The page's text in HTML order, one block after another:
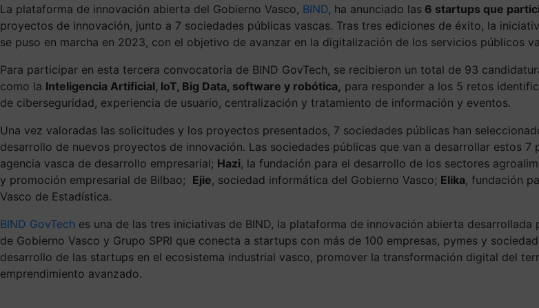
La plataforma de innovación abierta del Gobierno Vasco, BIND, ha anunciado las 6 startups que
proyectos de innovación, junto a 7 sociedades públicas vascas. Tras tres ediciones de éxito, la
se puso en marcha en 2023, con el objetivo de avanzar en la digitalización de los servicios públicos
Para participar en esta tercera convocatoria de BIND GovTech, se recibieron un total de 93
como la Inteligencia Artificial, IoT, Big Data, software y robótica, para responder a los 5 retos
de ciberseguridad, experiencia de usuario, centralización y tratamiento de información y eventos.
Una vez valoradas las solicitudes y los proyectos presentados, 7 sociedades públicas han
desarrollo de nuevos proyectos de innovación. Las sociedades públicas que van a desarrollar estos 7
agencia vasca de desarrollo empresarial; Hazi, la fundación para el desarrollo de los sectores
y promoción empresarial de Bilbao; Ejie, sociedad informática del Gobierno Vasco; Elika, fundación
Vasco de Estadística.
BIND GovTech es una de las tres iniciativas de BIND, la plataforma de innovación abierta
de Gobierno Vasco y Grupo SPRI que conecta a startups con más de 100 empresas, pymes y
desarrollo de las startups en el ecosistema industrial vasco, promover la transformación digital del
emprendimiento avanzado.